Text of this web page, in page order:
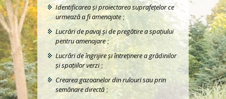
Identificarea şi proiectarea suprafeţelor ce
urmează a fi amenajate ;
Lucrări de pavaj şi de pregătire a spaţiului
pentru amenajare ;
Lucrări de îngrijire şi întreţinere a grădinilor
şi spaţiilor verzi ;
Crearea gazoanelor din rulouri sau prin
semănare directă ;